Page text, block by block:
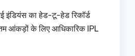
इंडियंस का हेड-टू-हेड रिकॉर्ड
आंकड़ों के लिए आधिकारिक IPL